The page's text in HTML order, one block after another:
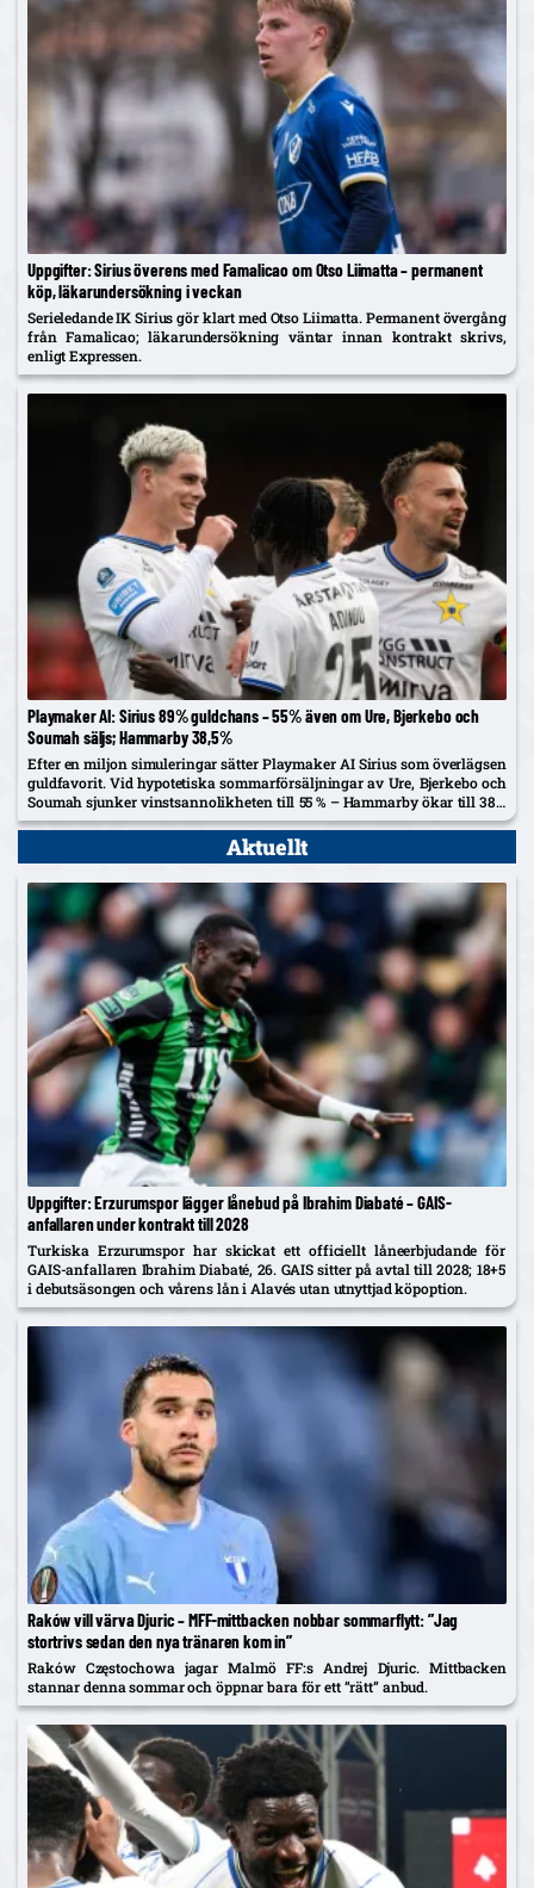
Uppgifter: Sirius överens med Famalicao om Otso Liimatta – permanent
köp, läkarundersökning i veckan
Serieledande IK Sirius gör klart med Otso Liimatta. Permanent övergång
från Famalicao; läkarundersökning väntar innan kontrakt skrivs,
enligt Expressen.
Playmaker AI: Sirius 89% guldchans – 55% även om Ure, Bjerkebo och
Soumah säljs; Hammarby 38,5%
Efter en miljon simuleringar sätter Playmaker AI Sirius som överlägsen
guldfavorit. Vid hypotetiska sommarförsäljningar av Ure, Bjerkebo och
Soumah sjunker vinstsannolikheten till 55 % – Hammarby ökar till 38,5
%.
Aktuellt
Uppgifter: Erzurumspor lägger lånebud på Ibrahim Diabaté – GAIS-
anfallaren under kontrakt till 2028
Turkiska Erzurumspor har skickat ett officiellt låneerbjudande för
GAIS-anfallaren Ibrahim Diabaté, 26. GAIS sitter på avtal till 2028; 18+5
i debutsäsongen och vårens lån i Alavés utan utnyttjad köpoption.
Raków vill värva Djuric – MFF-mittbacken nobbar sommarflytt: ”Jag
stortrivs sedan den nya tränaren kom in”
Raków Częstochowa jagar Malmö FF:s Andrej Djuric. Mittbacken
stannar denna sommar och öppnar bara för ett ”rätt” anbud.